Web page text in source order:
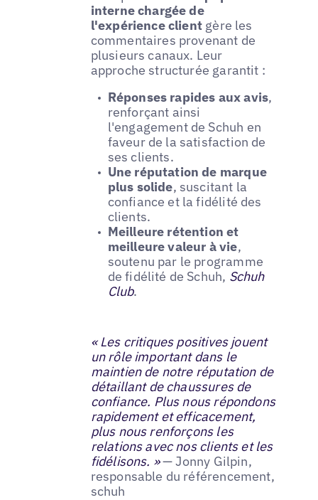
interne chargée de
l'expérience client gère les
commentaires provenant de
plusieurs canaux. Leur
approche structurée garantit :
Réponses rapides aux avis,
renforçant ainsi
l'engagement de Schuh en
faveur de la satisfaction de
ses clients.
Une réputation de marque
plus solide, suscitant la
confiance et la fidélité des
clients.
Meilleure rétention et
meilleure valeur à vie,
soutenu par le programme
de fidélité de Schuh, Schuh
Club.
« Les critiques positives jouent
un rôle important dans le
maintien de notre réputation de
détaillant de chaussures de
confiance. Plus nous répondons
rapidement et efficacement,
plus nous renforçons les
relations avec nos clients et les
fidélisons. »— Jonny Gilpin,
responsable du référencement,
schuh